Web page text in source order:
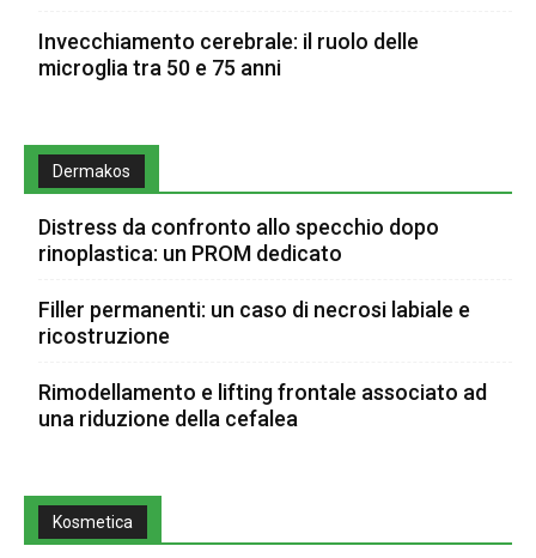
Invecchiamento cerebrale: il ruolo delle
microglia tra 50 e 75 anni
Dermakos
Distress da confronto allo specchio dopo
rinoplastica: un PROM dedicato
Filler permanenti: un caso di necrosi labiale e
ricostruzione
Rimodellamento e lifting frontale associato ad
una riduzione della cefalea
Kosmetica